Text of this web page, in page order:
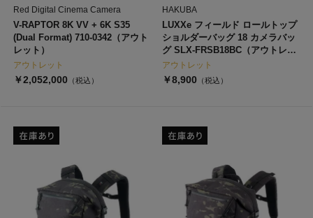
アウトレット
Red Digital Cinema Camera
V-RAPTOR 8K VV + 6K S35
(Dual Format) 710-0342（アウト
レット）
￥2,052,000 （税込）
アウトレット
HAKUBA
LUXXe フィールド ロールトップ
ショルダーバッグ 18 カメラバッ
グ SLX-FRSB18BC（アウトレッ
ト）
￥8,900 （税込）